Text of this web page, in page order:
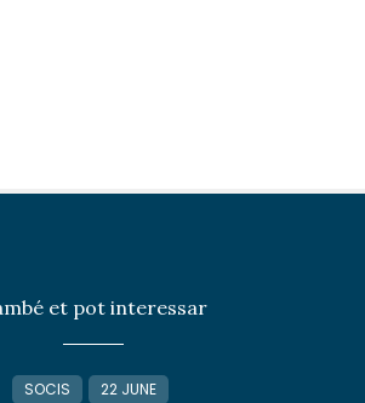
et pot interessar
SOCIS 22 JUNE